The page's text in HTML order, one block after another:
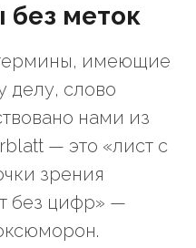
меток
имеющие
делу, слово
нами из
— это «лист с
зрения
без цифр» —